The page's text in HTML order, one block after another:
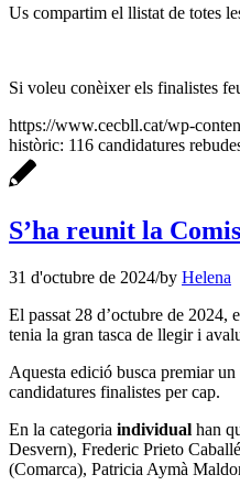
Us compartim el llistat de totes
Si voleu conèixer els finalistes
https://www.cecbll.cat/wp-
històric: 116 candidatures
S’ha reunit la
31 d'octubre de 2024/by Helena
El passat 28 d’octubre de 2024,
tenia la gran tasca de llegir i
Aquesta edició busca premiar
candidatures finalistes per cap.
En la categoria individual han
Desvern), Frederic Prieto
(Comarca), Patricia Aymà